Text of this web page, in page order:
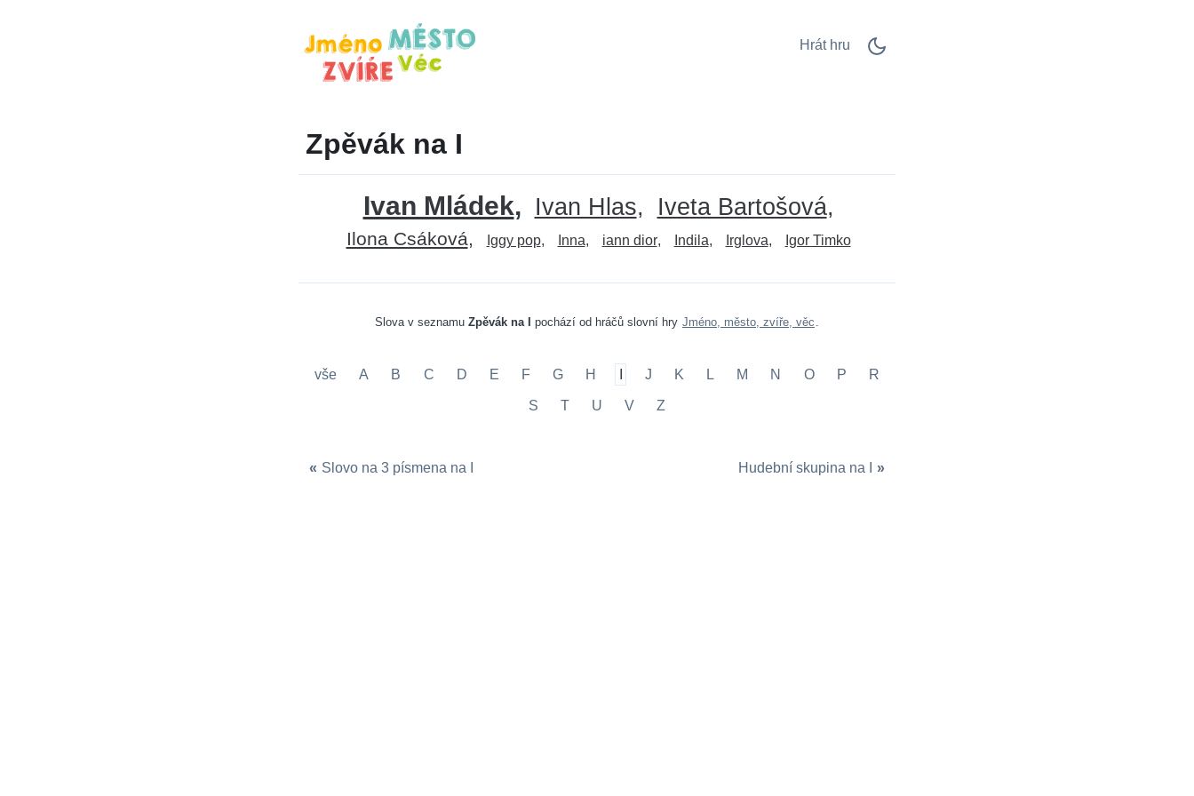
Hrát hru
Zpěvák na I
Ivan Mládek Ivan Hlas Iveta Bartošová
Ilona Csáková Iggy pop Inna iann dior Indila Irglova Igor Timko
Slova v seznamu Zpěvák na I pochází od hráčů slovní hry Jméno, město, zvíře, věc .
vše A B C D E F G H J K L M N O P R
S T U V Z
« Slovo na 3 písmena na I Hudební skupina na I »